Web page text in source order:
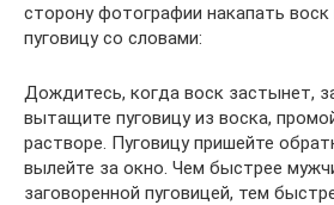
сторону фотографии накапать
пуговицу со словами:
Дождитесь, когда воск застынет,
вытащите пуговицу из воска,
растворе. Пуговицу пришейте
вылейте за окно. Чем быстрее
заговоренной пуговицей, тем